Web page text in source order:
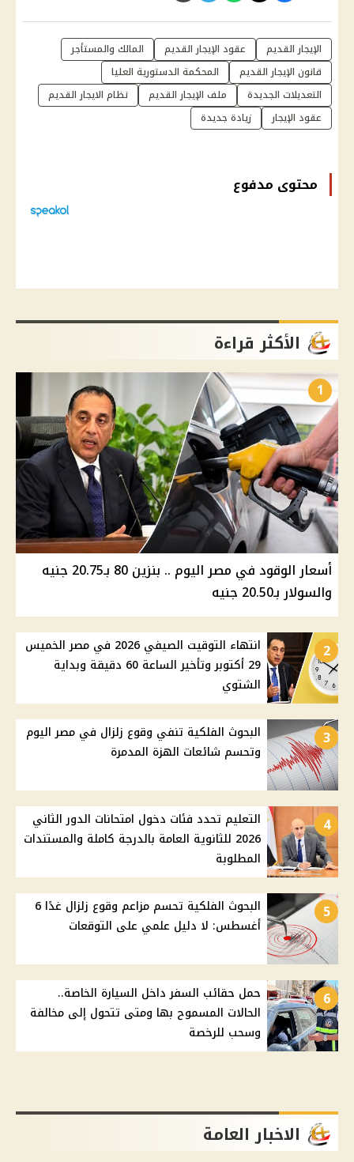
الإيجار القديم عقود الإيجار القديم
المالك والمستأجر
قانون الإيجار القديم
المحكمة الدستورية العليا
التعديلات الجديدة
ملف الإيجار القديم
نظام الايجار القديم
عقود الإيجار
زيادة جديدة
محتوى مدفوع
الأكثر قراءة
1
أسعار الوقود في مصر اليوم .. بنزين 80 بـ20.75 جنيه
والسولار بـ20.50 جنيه
2
انتهاء التوقيت الصيفي 2026 في مصر الخميس
29 أكتوبر وتأخير الساعة 60 دقيقة وبداية
الشتوي
3
البحوث الفلكية تنفي وقوع زلزال في مصر اليوم
وتحسم شائعات الهزة المدمرة
4
التعليم تحدد فئات دخول امتحانات الدور الثاني
2026 للثانوية العامة بالدرجة كاملة والمستندات
المطلوبة
5
البحوث الفلكية تحسم مزاعم وقوع زلزال غدًا 6
أغسطس: لا دليل علمي على التوقعات
6
حمل حقائب السفر داخل السيارة الخاصة..
الحالات المسموح بها ومتى تتحول إلى مخالفة
وسحب للرخصة
الاخبار العامة